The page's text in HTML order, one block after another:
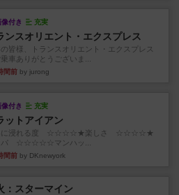
像付き 充実
ンスオリエント・エクスプレス
の皆様、トランスオリエント・エクスプレス
車ありがとうございま...
間前 by jurong
像付き 充実
ットアイアン
に浸れる度 ☆☆☆☆★楽しさ ☆☆☆☆★
パ ☆☆☆☆☆マンハッ...
間前 by DKnewyork
：スターマイン